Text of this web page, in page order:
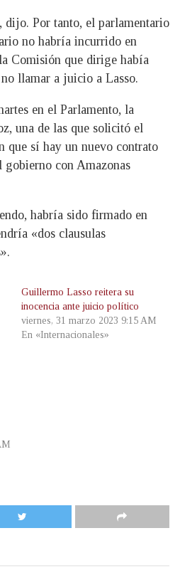
dijo. Por tanto, el parlamentario
no habría incurrido en
Comisión que dirige había
llamar a juicio a Lasso.
en el Parlamento, la
una de las que solicitó el
sí hay un nuevo contrato
con Amazonas
habría sido firmado en
«dos clausulas
Guillermo Lasso reitera su
inocencia ante juicio político
viernes, 31 marzo 2023 9:15 AM
En «Internacionales»